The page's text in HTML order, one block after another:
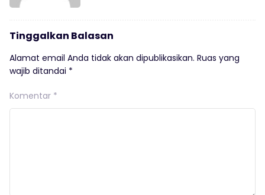
Tinggalkan Balasan
Alamat email Anda tidak akan dipublikasikan. Ruas yang
wajib ditandai *
Komentar *